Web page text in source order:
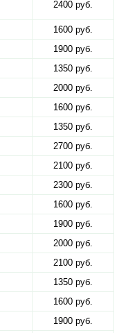
2400 руб.
1600 руб.
1900 руб.
1350 руб.
2000 руб.
1600 руб.
1350 руб.
2700 руб.
2100 руб.
2300 руб.
1600 руб.
1900 руб.
2000 руб.
2100 руб.
1350 руб.
1600 руб.
1900 руб.